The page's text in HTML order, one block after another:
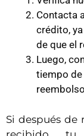
Contacta
crédito,
de que el
Luego,
tiempo de
Si después de